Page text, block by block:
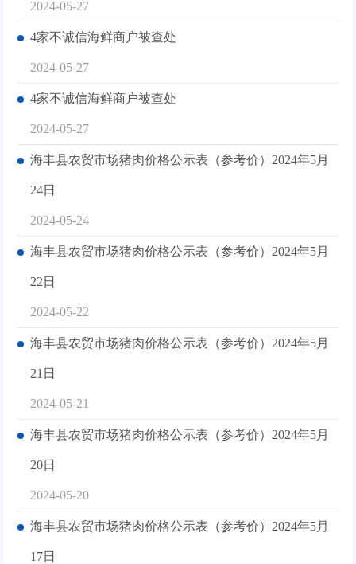
2024-05-27
4家不诚信海鲜商户被查处
2024-05-27
4家不诚信海鲜商户被查处
2024-05-27
海丰县农贸市场猪肉价格公示表（参考价）2024年5月
24日
2024-05-24
海丰县农贸市场猪肉价格公示表（参考价）2024年5月
22日
2024-05-22
海丰县农贸市场猪肉价格公示表（参考价）2024年5月
21日
2024-05-21
海丰县农贸市场猪肉价格公示表（参考价）2024年5月
20日
2024-05-20
海丰县农贸市场猪肉价格公示表（参考价）2024年5月
17日